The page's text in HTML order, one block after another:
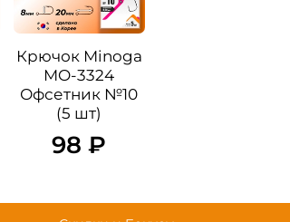
Крючок Minoga
MO-3324
Офсетник №10
(5 шт)
98 ₽